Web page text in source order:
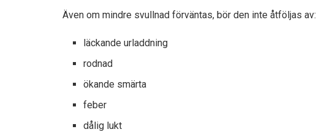
Även om mindre svullnad förväntas, bör den inte åtföljas av:
läckande urladdning
rodnad
ökande smärta
feber
dålig lukt